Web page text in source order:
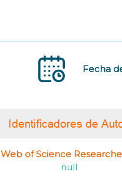
Fecha
Web of Science
null